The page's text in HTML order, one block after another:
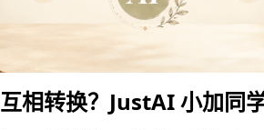
相转换？JustAI 小加同学